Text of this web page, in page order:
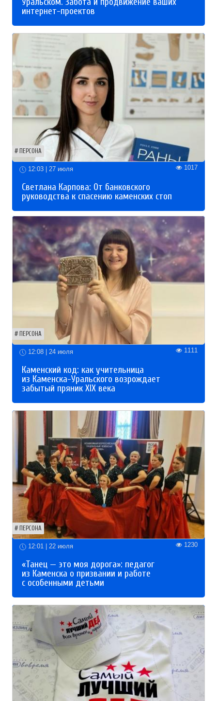
интернет-проектов
ПЕРСОНА
12:03 | 27 июля 1017
Светлана Карпова: От банковского
руководства к спасению каменских стоп
ПЕРСОНА
12:08 | 24 июля 1111
Каменский код: как учительница
из Каменска-Уральского возрождает
забытый пряник XIX века
ПЕРСОНА
12:01 | 22 июля 1230
«Танец — это моя дорога»: педагог
из Каменска о призвании и работе
с особенными детьми